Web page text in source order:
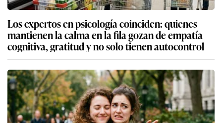
Los expertos en psicología coinciden: quienes
mantienen la calma en la fila gozan de empatía
cognitiva, gratitud y no solo tienen autocontrol